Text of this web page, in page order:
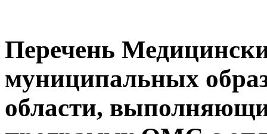
Перечень
муниципальных
области,